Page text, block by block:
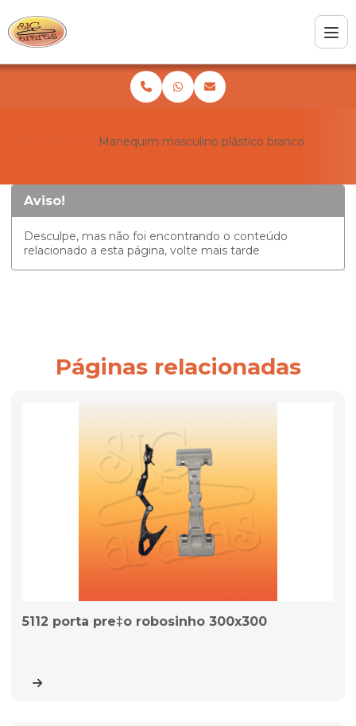
Manequim masculino plástico branco
Aviso!
Desculpe, mas não foi encontrando o conteúdo
relacionado a esta página, volte mais tarde
Páginas relacionadas
5112 porta pre‡o robosinho 300x300